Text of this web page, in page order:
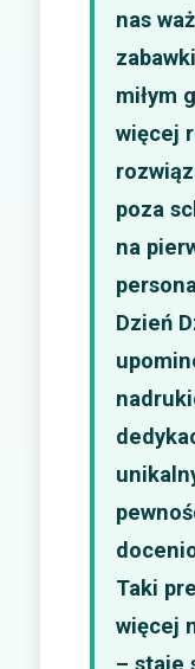
nas
miłym
więcej
poza
na
Dzień
Taki
więcej
– staje